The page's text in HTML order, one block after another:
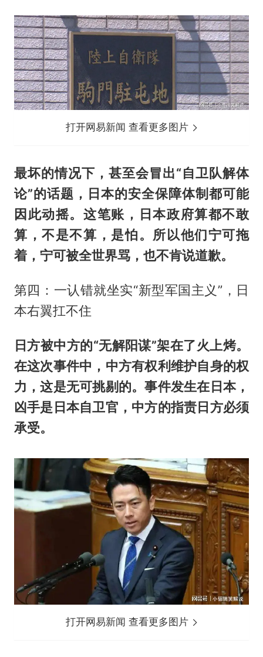
打开网易新闻 查看更多图片
最坏的情况下，甚至会冒出“自卫队解体
论”的话题，日本的安全保障体制都可能
因此动摇。这笔账，日本政府算都不敢
算，不是不算，是怕。所以他们宁可拖
着，宁可被全世界骂，也不肯说道歉。
第四：一认错就坐实“新型军国主义”，日
本右翼扛不住
日方被中方的“无解阳谋”架在了火上烤。
在这次事件中，中方有权利维护自身的权
力 ，这是无可挑剔的。事件发生在日本，
凶手是日本自卫官，中方的指责日方必须
承受。
打开网易新闻 查看更多图片